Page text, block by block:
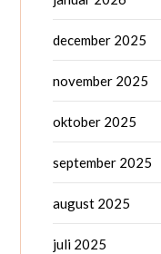
december 2025
november 2025
oktober 2025
september 2025
august 2025
juli 2025